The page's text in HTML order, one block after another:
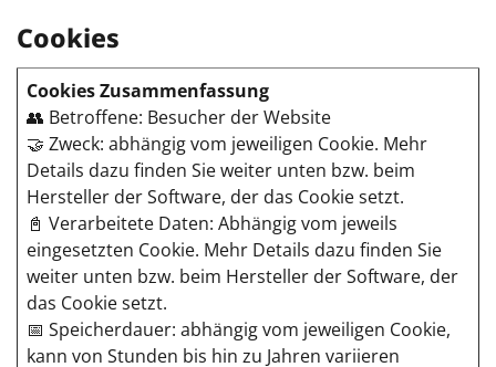
Cookies
Cookies Zusammenfassung
👥 Betroffene: Besucher der Website
🤝 Zweck: abhängig vom jeweiligen Cookie. Mehr
Details dazu finden Sie weiter unten bzw. beim
Hersteller der Software, der das Cookie setzt.
📓 Verarbeitete Daten: Abhängig vom jeweils
eingesetzten Cookie. Mehr Details dazu finden Sie
weiter unten bzw. beim Hersteller der Software, der
das Cookie setzt.
📅 Speicherdauer: abhängig vom jeweiligen Cookie,
kann von Stunden bis hin zu Jahren variieren